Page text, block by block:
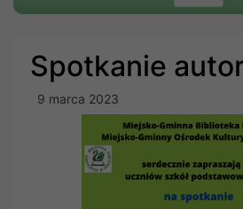
Spotkanie
9 marca 2023